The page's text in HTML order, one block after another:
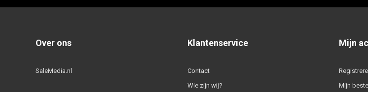
Over ons
SaleMedia.nl
Klantenservice
Contact
Wie zijn wij?
Mijn
Mijn